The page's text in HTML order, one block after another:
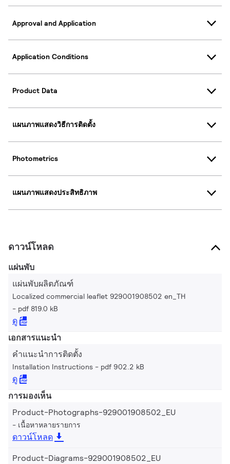
Approval and Application
Application Conditions
Product Data
แผนภาพแสดงวิธีการติดตั้ง
Photometrics
แผนภาพแสดงประสิทธิภาพ
ดาวน์โหลด
แผ่นพับ
แผ่นพับผลิตภัณฑ์
Localized commercial leaflet 929001908502 en_TH
pdf 819.0 kB
ดู
เอกสารแนะนำ
คำแนะนำการติดตั้ง
Installation Instructions pdf 902.2 kB
ดู
การมองเห็น
Product-Photographs-929001908502_EU
เนื้อหาหลายรายการ
ดาวน์โหลด
Product-Diagrams-929001908502_EU